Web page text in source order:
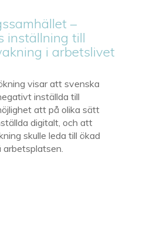
–
inställning till
i arbetslivet
visar att svenska
inställda till
att på olika sätt
digitalt, och att
skulle leda till ökad